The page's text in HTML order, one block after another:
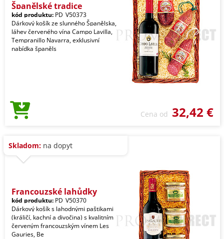
Španělské tradice
kód produktu: PD_V50373
Dárkový košík ze slunného Španělska,
láhev červeného vína Campo Lavilla,
Tempranillo Navarra, exklusivní
nabídka španěls
Cena od 32,42 €
Skladom: na dopyt
Francouzské lahůdky
kód produktu: PD_V50370
Dárkový košík s lahodnými paštikami
(králičí, kachní a divočina) s kvalitním
červeným francouzským vínem Les
Gauries, Be